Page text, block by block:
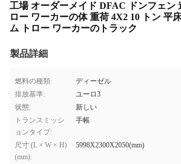
工場 オーダーメイド DFAC ドンフェン
ロー ワーカーの体 重荷 4X2 10 トン 平
ム トロー ワーカーのトラック
製品詳細
燃料の種類:
ディーゼル
排放基準:
ユーロ3
状態:
新しい
トランスミッシ
ョンタイプ:
手帳
尺寸 (L × W × H)
(mm):
5998X2300X2050(mm)